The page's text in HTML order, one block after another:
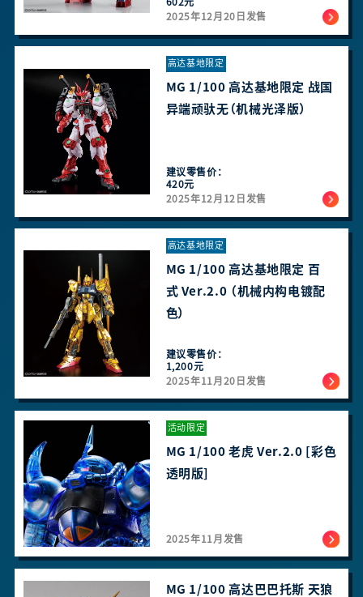
2025年12月20日发售
高达基地限定
MG 1/100 高达基地限定 战国
异端顽驮无（机械光泽版）
建议零售价：
420元
2025年12月12日发售
高达基地限定
MG 1/100 高达基地限定 百
式 Ver.2.0 （机械内构电镀配
色）
建议零售价：
1,200元
2025年11月20日发售
活动限定
MG 1/100 老虎 Ver.2.0 [彩色
透明版]
2025年11月发售
MG 1/100 高达巴巴托斯 天狼